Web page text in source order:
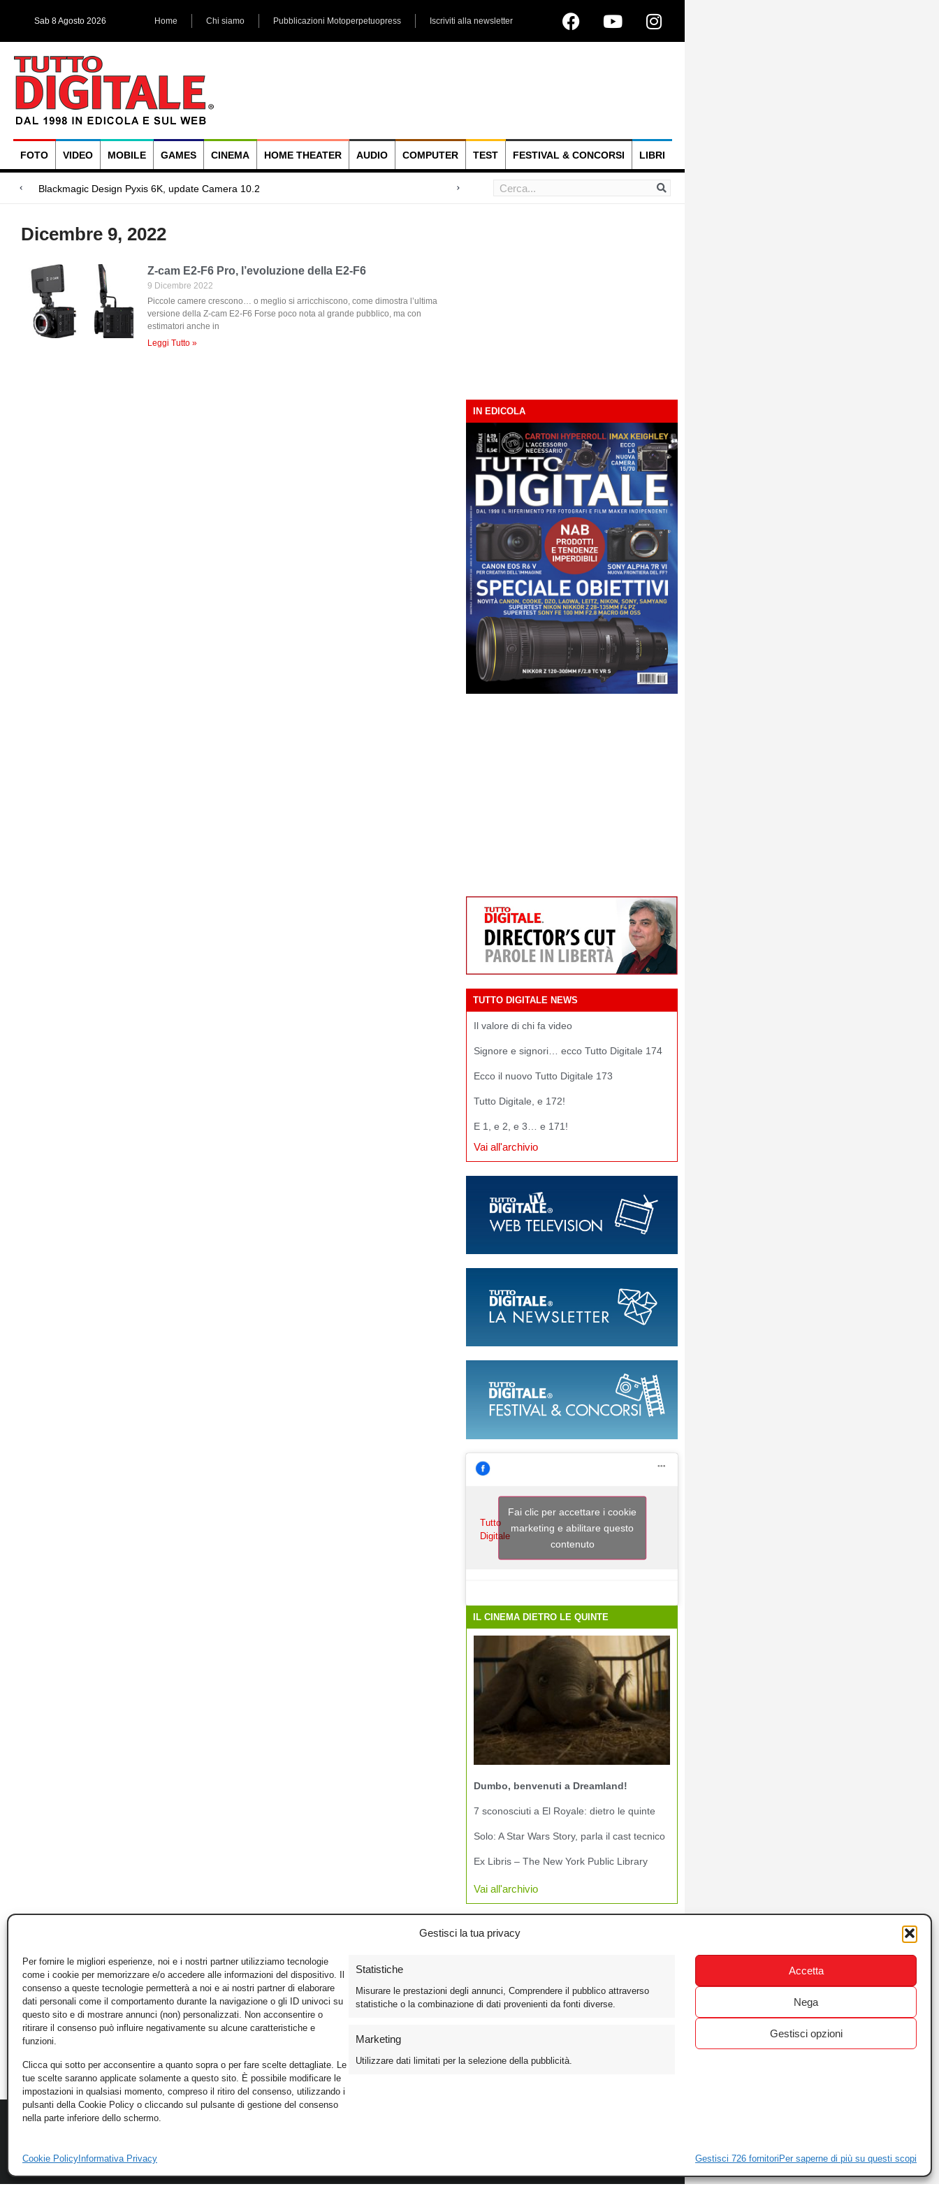
Gestisci la tua privacy
Per fornire le migliori esperienze, noi e i nostri partner utilizziamo tecnologie
come i cookie per memorizzare e/o accedere alle informazioni del dispositivo. Il
consenso a queste tecnologie permetterà a noi e ai nostri partner di elaborare
dati personali come il comportamento durante la navigazione o gli ID univoci su
questo sito e di mostrare annunci (non) personalizzati. Non acconsentire o
ritirare il consenso può influire negativamente su alcune caratteristiche e
funzioni.
Clicca qui sotto per acconsentire a quanto sopra o per fare scelte dettagliate. Le
tue scelte saranno applicate solamente a questo sito. È possibile modificare le
impostazioni in qualsiasi momento, compreso il ritiro del consenso, utilizzando i
pulsanti della Cookie Policy o cliccando sul pulsante di gestione del consenso
nella parte inferiore dello schermo.
Statistiche
Misurare le prestazioni degli annunci, Comprendere il pubblico attraverso
statistiche o la combinazione di dati provenienti da fonti diverse.
Marketing
Utilizzare dati limitati per la selezione della pubblicità.
Gestisci 726 fornitori Per saperne di più su questi scopi
Accetta
Nega
Gestisci opzioni
Cookie Policy Informativa Privacy
Sab 8 Agosto 2026 Home Chi siamo Pubblicazioni Motoperpetuopress Iscriviti alla newsletter
FOTO VIDEO MOBILE GAMES CINEMA HOME THEATER AUDIO COMPUTER TEST FESTIVAL & CONCORSI LIBRI
Megadap M2RF
Blackmagic Design UltraStudio Express 3G, due accessori ad hoc
Arri Rental, evoluzioni in arrivo
Dicembre 9, 2022
Z-cam E2-F6 Pro, l’evoluzione della E2-F6
9 Dicembre 2022
Piccole camere crescono… o meglio si arricchiscono, come dimostra l’ultima
versione della Z-cam E2-F6 Forse poco nota al grande pubblico, ma con
estimatori anche in
Leggi Tutto »
IN EDICOLA
TUTTO DIGITALE NEWS
Il valore di chi fa video
Signore e signori… ecco Tutto Digitale 174
Ecco il nuovo Tutto Digitale 173
Tutto Digitale, e 172!
E 1, e 2, e 3… e 171!
Vai all'archivio
Tutto
Digitale
Fai clic per accettare i cookie
marketing e abilitare questo
contenuto
IL CINEMA DIETRO LE QUINTE
Dumbo, benvenuti a Dreamland!
7 sconosciuti a El Royale: dietro le quinte
Solo: A Star Wars Story, parla il cast tecnico
Ex Libris – The New York Public Library
Vai all'archivio